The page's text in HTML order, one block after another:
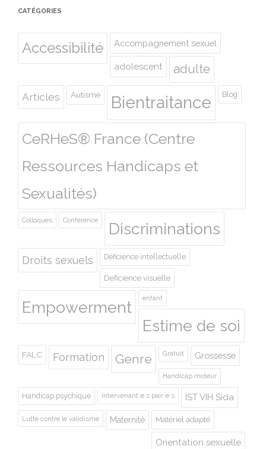
CATÉGORIES
Accessibilité Accompagnement sexuel
adolescent adulte
Articles Autisme Bientraitance Blog
CeRHeS® France (Centre
Ressources Handicaps et
Sexualités)
Colloques Conférence Discriminations
Droits sexuels Déficience intellectuelle
Déficience visuelle
Empowerment enfant
Estime de soi
FALC Formation Genre Gratuit Grossesse
Handicap moteur
Handicap psychique Intervenant·e·s pair·e·s IST VIH Sida
Lutte contre le validisme Maternité Matériel adapté
Orientation sexuelle